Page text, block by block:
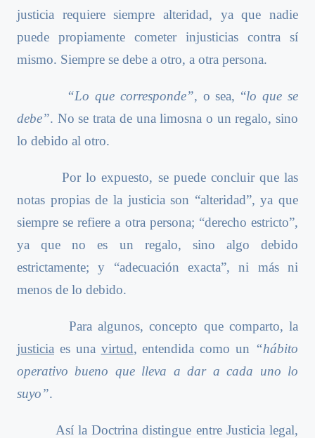
justicia requiere siempre alteridad, ya que nadie
puede propiamente cometer injusticias contra sí
mismo. Siempre se debe a otro, a otra persona.
“Lo que corresponde”, o sea, “lo que se
debe”. No se trata de una limosna o un regalo, sino
lo debido al otro.
Por lo expuesto, se puede concluir que las
notas propias de la justicia son “alteridad”, ya que
siempre se refiere a otra persona; “derecho estricto”,
ya que no es un regalo, sino algo debido
estrictamente; y “adecuación exacta”, ni más ni
menos de lo debido.
Para algunos, concepto que comparto, la
justicia es una virtud, entendida como un “hábito
operativo bueno que lleva a dar a cada uno lo
suyo”.
Así la Doctrina distingue entre Justicia legal,